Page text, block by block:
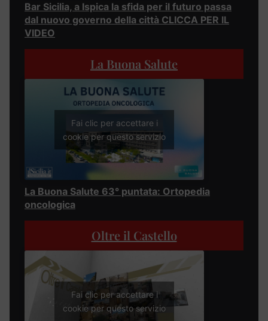
Bar Sicilia, a Ispica la sfida per il futuro passa
dal nuovo governo della città CLICCA PER IL
VIDEO
La Buona Salute
Fai clic per accettare i
cookie per questo servizio
La Buona Salute 63° puntata: Ortopedia
oncologica
Oltre il Castello
Fai clic per accettare i
cookie per questo servizio